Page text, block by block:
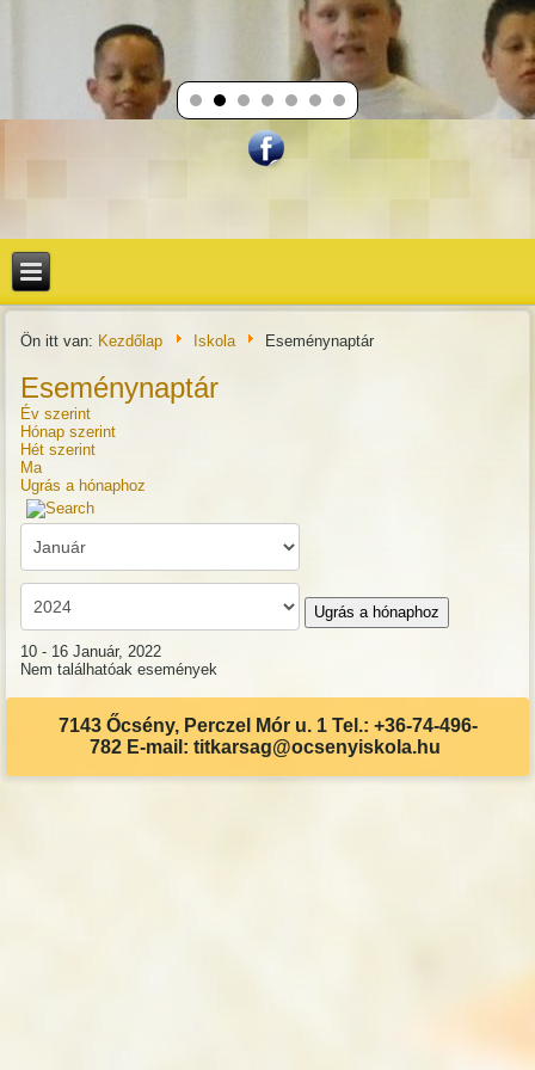
Ön itt van: Kezdőlap Iskola Eseménynaptár
Eseménynaptár
Év szerint
Hónap szerint
Hét szerint
Ma
Ugrás a hónaphoz
Ugrás a hónaphoz
10 - 16 Január, 2022
Nem találhatóak események
7143 Őcsény, Perczel Mór u. 1 Tel.: +36-74-496-
782 E-mail: titkarsag@ocsenyiskola.hu